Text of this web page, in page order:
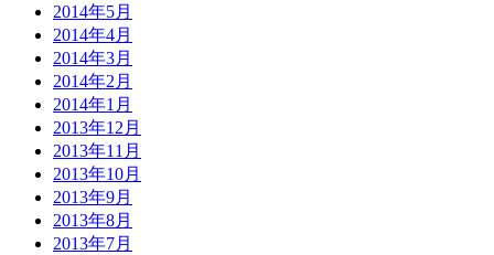
2014年5月
2014年4月
2014年3月
2014年2月
2014年1月
2013年12月
2013年11月
2013年10月
2013年9月
2013年8月
2013年7月